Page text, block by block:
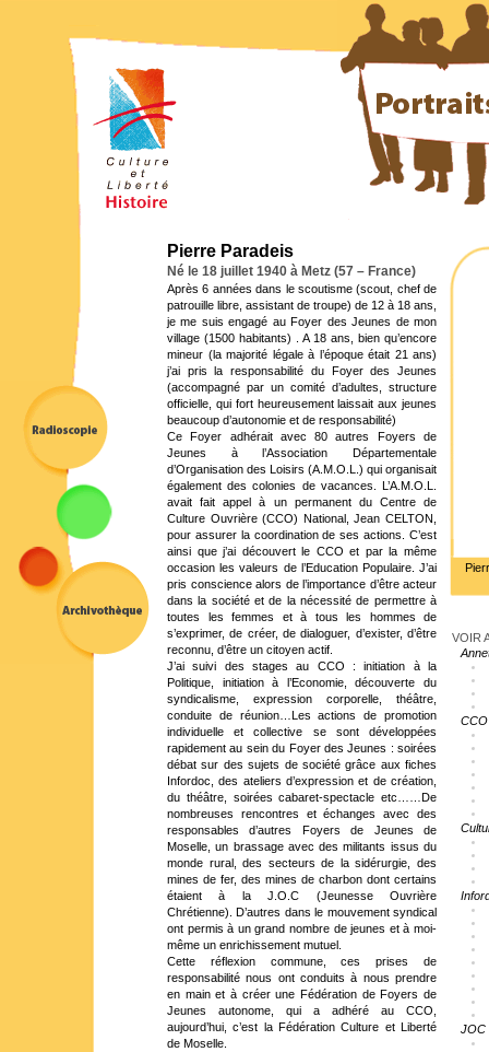
VOIR
CCO
JOC
Pierre Paradeis
Né le 18 juillet 1940 à Metz (57 – France)
Après 6 années dans le scoutisme (scout, chef de
patrouille libre, assistant de troupe) de 12 à 18 ans,
je me suis engagé au Foyer des Jeunes de mon
village (1500 habitants) . A 18 ans, bien qu’encore
mineur (la majorité légale à l’époque était 21 ans)
j’ai pris la responsabilité du Foyer des Jeunes
(accompagné par un comité d’adultes, structure
officielle, qui fort heureusement laissait aux jeunes
beaucoup d’autonomie et de responsabilité)
Ce Foyer adhérait avec 80 autres Foyers de
Jeunes à l’Association Départementale
d’Organisation des Loisirs (A.M.O.L.) qui organisait
également des colonies de vacances. L’A.M.O.L.
avait fait appel à un permanent du Centre de
Culture Ouvrière (CCO) National, Jean CELTON,
pour assurer la coordination de ses actions. C’est
ainsi que j’ai découvert le CCO et par la même
occasion les valeurs de l’Education Populaire. J’ai
pris conscience alors de l’importance d’être acteur
dans la société et de la nécessité de permettre à
toutes les femmes et à tous les hommes de
s’exprimer, de créer, de dialoguer, d’exister, d’être
reconnu, d’être un citoyen actif.
J’ai suivi des stages au CCO : initiation à la
Politique, initiation à l’Economie, découverte du
syndicalisme, expression corporelle, théâtre,
conduite de réunion…Les actions de promotion
individuelle et collective se sont développées
rapidement au sein du Foyer des Jeunes : soirées
débat sur des sujets de société grâce aux fiches
Infordoc, des ateliers d’expression et de création,
du théâtre, soirées cabaret-spectacle etc……De
nombreuses rencontres et échanges avec des
responsables d’autres Foyers de Jeunes de
Moselle, un brassage avec des militants issus du
monde rural, des secteurs de la sidérurgie, des
mines de fer, des mines de charbon dont certains
étaient à la J.O.C (Jeunesse Ouvrière
Chrétienne). D’autres dans le mouvement syndical
ont permis à un grand nombre de jeunes et à moi-
même un enrichissement mutuel.
Cette réflexion commune, ces prises de
responsabilité nous ont conduits à nous prendre
en main et à créer une Fédération de Foyers de
Jeunes autonome, qui a adhéré au CCO,
aujourd’hui, c’est la Fédération Culture et Liberté
de Moselle.